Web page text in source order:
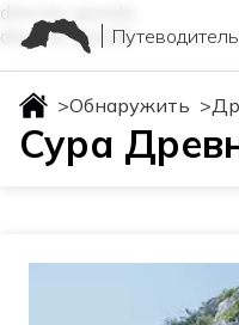
drevnie-goroda
drevnie-goroda
>Обнаружить >
Сура